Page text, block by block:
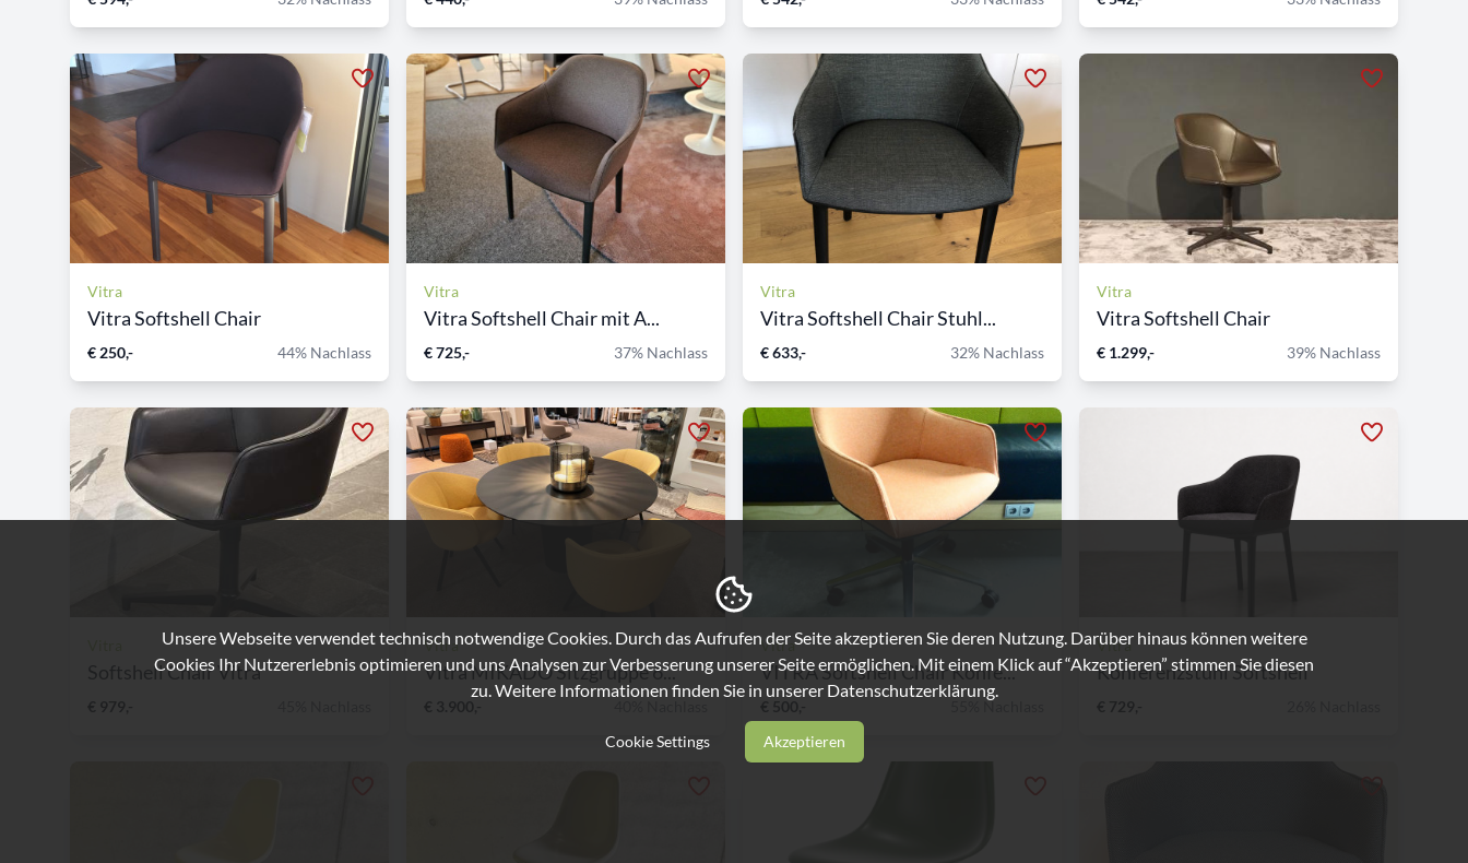
Vitra
Vitra Softshell Chair
€ 250,- 44% Nachlass
Vitra
Vitra Softshell Chair mit A...
€ 725,- 37% Nachlass
Vitra
Vitra Softshell Chair Stuhl...
€ 633,- 32% Nachlass
Vitra
Vitra Softshell Chair
€ 1.299,- 39% Nachlass
Softshell Chair Vitra
€ 979,-
Vitra
Vitra MIKADO Sitzgruppe 6...
€ 3.900,-
Vitra
VITRA Softshell Chair Konfe...
€ 500,- 55% Nachlass
Vitra
Konferenzstuhl Softshell
€ 729,-
Unsere Webseite verwendet technisch notwendige Cookies. Durch das Aufrufen der Seite akzeptieren Sie deren Nutzung. Darüber hinaus können weitere
Cookies Ihr Nutzererlebnis optimieren und uns Analysen zur Verbesserung unserer Seite ermöglichen. Mit einem Klick auf “Akzeptieren” stimmen Sie diesen
zu. Weitere Informationen finden Sie in unserer Datenschutzerklärung.
Cookie Settings Akzeptieren